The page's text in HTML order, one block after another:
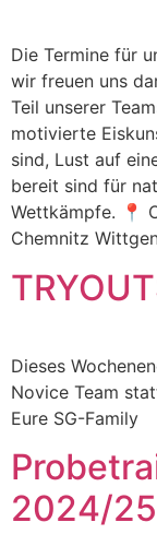
Die Termine für
wir freuen uns
Teil unserer
motivierte
sind, Lust auf
bereit sind für
Wettkämpfe. 📍
Chemnitz
Dieses
Novice Team
Eure SG-Family
2024/25